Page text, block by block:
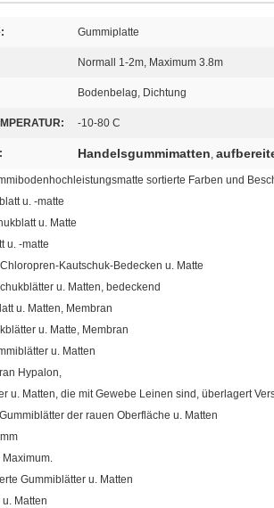
Gummiplatte
Normall 1-2m, Maximum 3.8m
Bodenbelag, Dichtung
-10-80 C
Handelsgummimatten,
sortierte Farben und
u. -matte
u. Matte
u. -matte
Kautschuk-Bedecken u. Matte
u. Matten, bedeckend
u. Matten, Membran
u. Matte, Membran
u. Matten
Hypalon,
u. Matten, die mit Gewebe Leinen sind, überlagert
der rauen Oberfläche u. Matten
Maximum.
Gummiblätter u. Matten
Matten